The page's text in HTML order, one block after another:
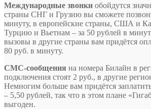
Международные звонки обойдутся
страны СНГ и Грузию вы сможете
минуту, в европейские страны, США и
Турцию и Вьетнам – за 50 рублей в
вызовы в другие страны вам придётся
80 руб. в минуту.
СМС-сообщения на номера Билайн в
подключения стоят 2 руб., в другие
Немногим больше вам придётся
– 5,50 рублей, так что в этом плане
выгоден.